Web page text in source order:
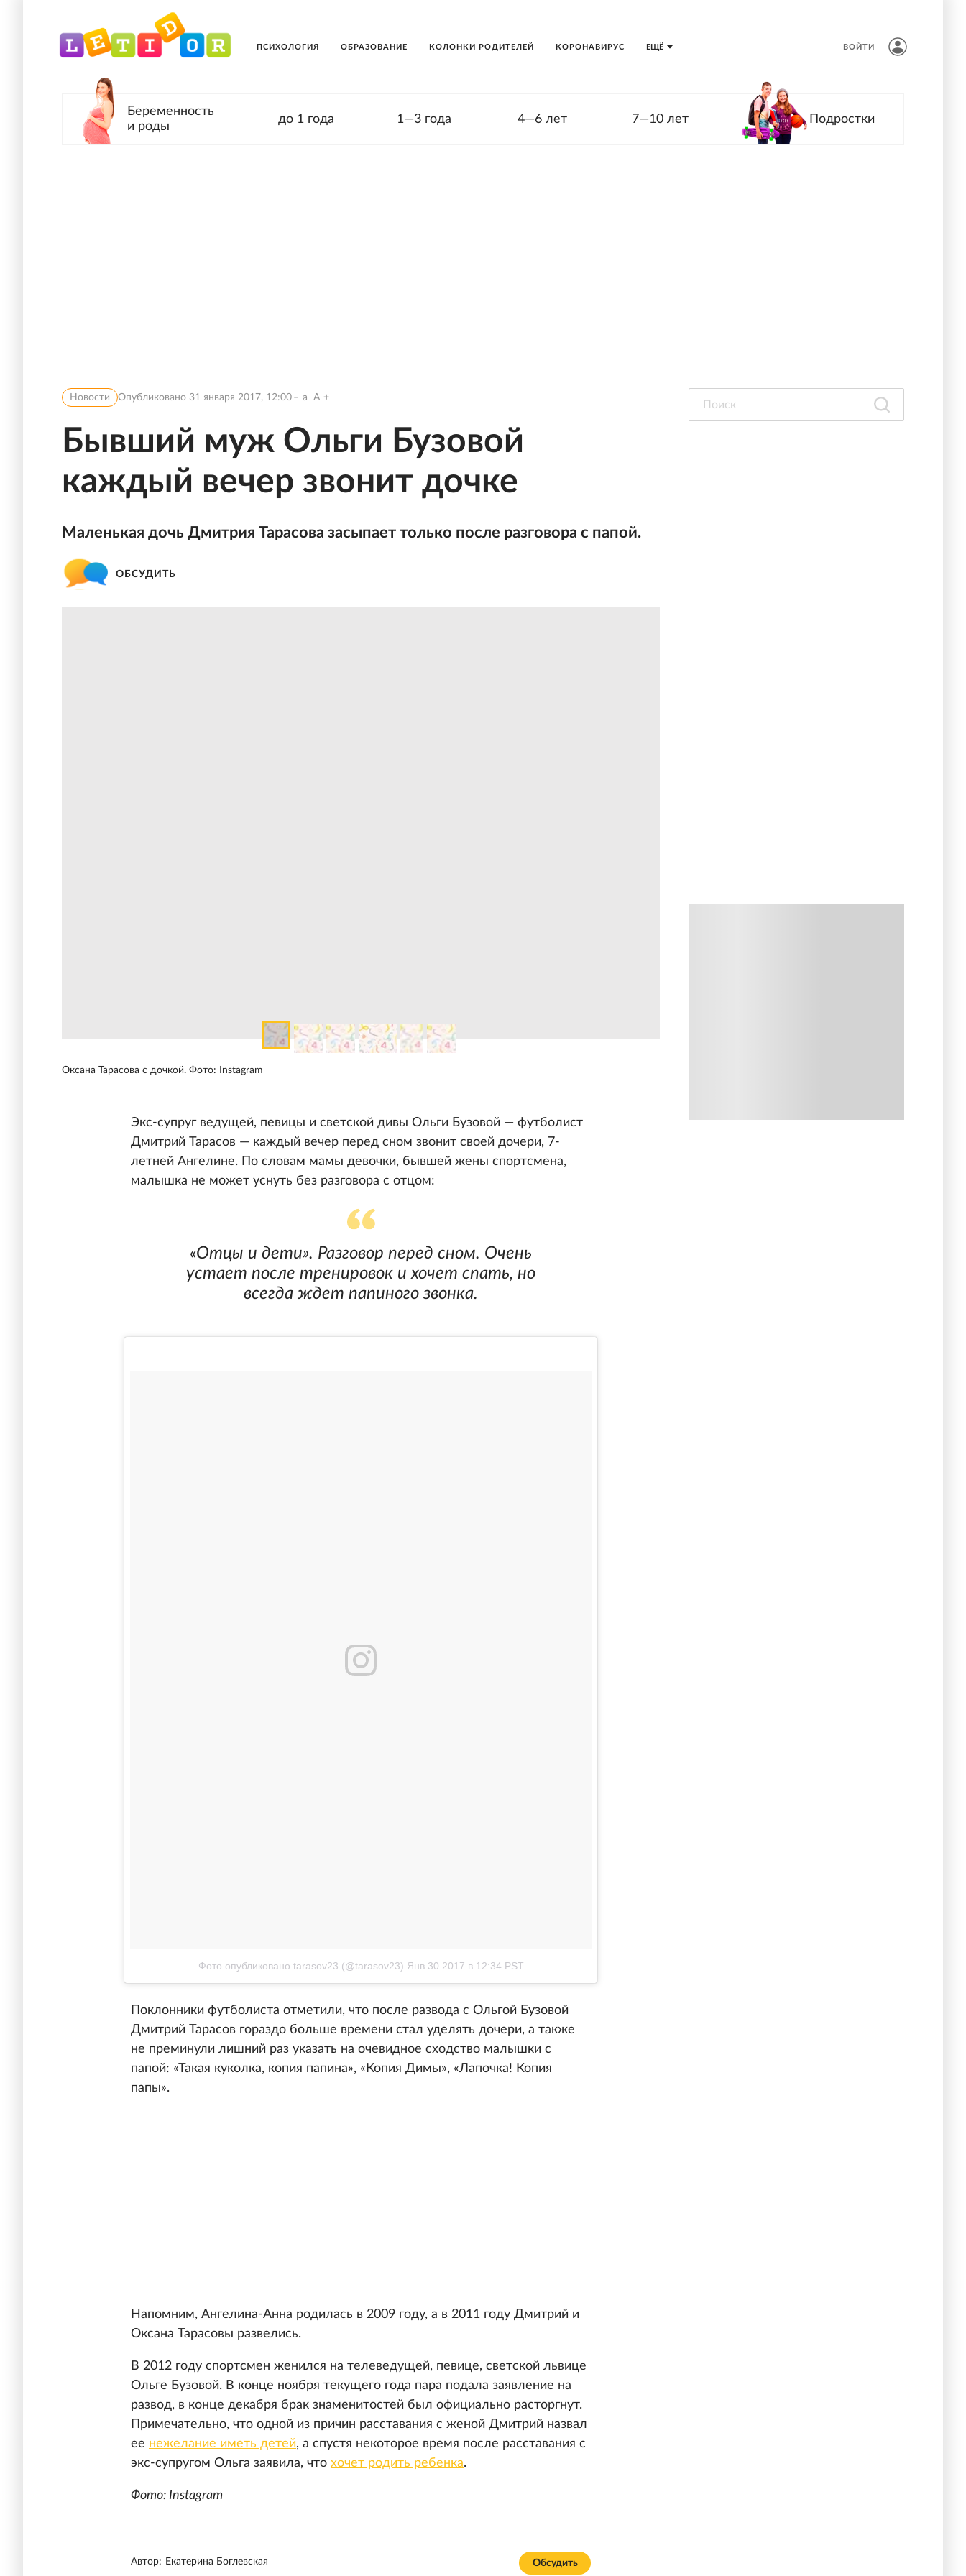
ЕЩЁ
ПСИХОЛОГИЯ ОБРАЗОВАНИЕ КОЛОНКИ РОДИТЕЛЕЙ КОРОНАВИРУС ВОЙТИ
Беременность
и роды
до 1 года 1—3 года 4—6 лет 7—10 лет Подростки
Новости Опубликовано 31 января 2017, 12:00 a A
Бывший муж Ольги Бузовой
каждый вечер звонит дочке
Маленькая дочь Дмитрия Тарасова засыпает только после разговора с папой.
ОБСУДИТЬ
Оксана Тарасова с дочкой. Фото: Instagram
Экс-супруг ведущей, певицы и светской дивы Ольги Бузовой — футболист
Дмитрий Тарасов — каждый вечер перед сном звонит своей дочери, 7-
летней Ангелине. По словам мамы девочки, бывшей жены спортсмена,
малышка не может уснуть без разговора с отцом:
«Отцы и дети». Разговор перед сном. Очень
устает после тренировок и хочет спать, но
всегда ждет папиного звонка.
Фото опубликовано tarasov23 (@tarasov23) Янв 30 2017 в 12:34 PST
Поклонники футболиста отметили, что после развода с Ольгой Бузовой
Дмитрий Тарасов гораздо больше времени стал уделять дочери, а также
не преминули лишний раз указать на очевидное сходство малышки с
папой: «Такая куколка, копия папина», «Копия Димы», «Лапочка! Копия
папы».
Напомним, Ангелина-Анна родилась в 2009 году, а в 2011 году Дмитрий и
Оксана Тарасовы развелись.
В 2012 году спортсмен женился на телеведущей, певице, светской львице
Ольге Бузовой. В конце ноября текущего года пара подала заявление на
развод, в конце декабря брак знаменитостей был официально расторгнут.
Примечательно, что одной из причин расставания с женой Дмитрий назвал
ее нежелание иметь детей, а спустя некоторое время после расставания с
экс-супругом Ольга заявила, что хочет родить ребенка.
Фото: Instagram
Обсудить
Автор: Екатерина Боглевская